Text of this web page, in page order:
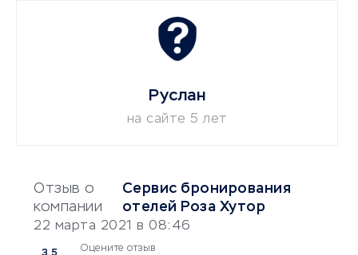
Отзыв о
компании
Сервис бронирования
отелей Роза Хутор
22 марта 2021 в 08:46
Оцените отзыв
Руслан
на сайте 5 лет